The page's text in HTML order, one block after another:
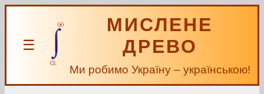
☰
МИСЛЕНЕ
ДРЕВО
Ми робимо Україну – українською!